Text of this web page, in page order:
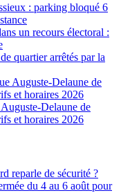
: parking bloqué 6
un recours électoral :
quartier arrêtés par la
Auguste-Delaune de
et horaires 2026
Delaune de
et horaires 2026
reparle de sécurité ?
du 4 au 6 août pour